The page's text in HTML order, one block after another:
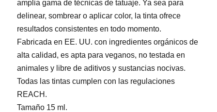
amplia gama de técnicas de tatuaje. Ya sea para
delinear, sombrear o aplicar color, la tinta ofrece
resultados consistentes en todo momento.
Fabricada en EE. UU. con ingredientes orgánicos de
alta calidad, es apta para veganos, no testada en
animales y libre de aditivos y sustancias nocivas.
Todas las tintas cumplen con las regulaciones
REACH.
Tamaño 15 ml.